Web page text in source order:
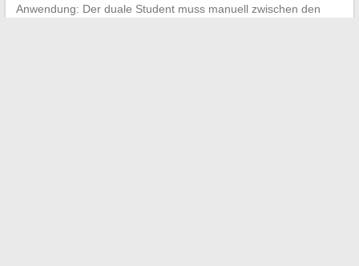
Anwendung: Der duale Student muss manuell zwischen den